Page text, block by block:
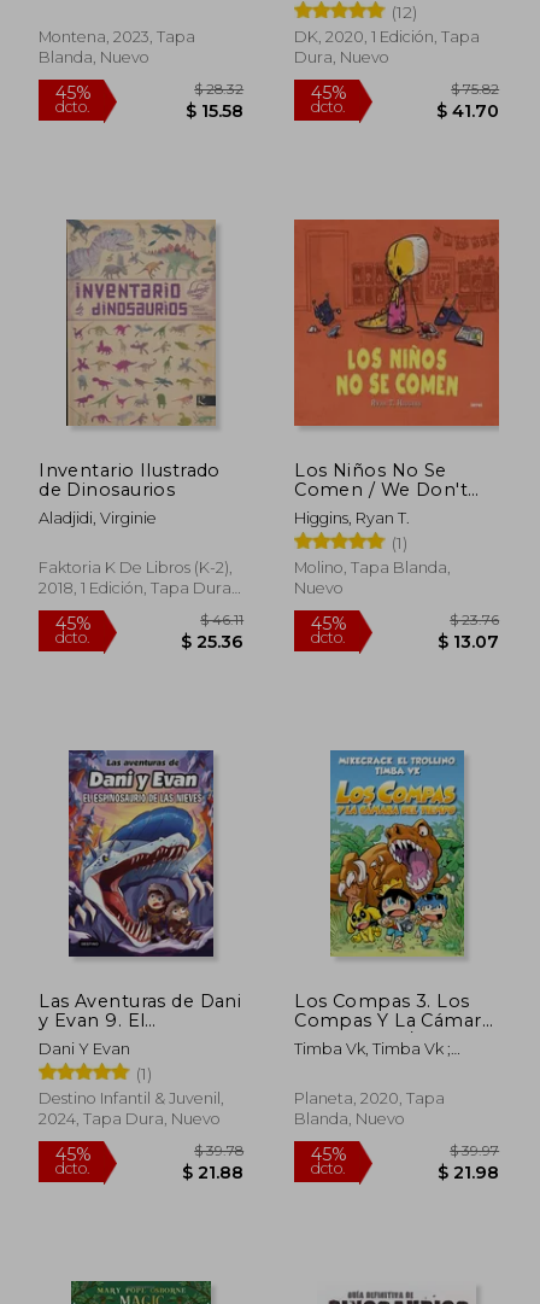
40%
dcto.
$ 36.66
$ 22.00 $
Montena, 2023, Tapa
Blanda, Nuevo
(12)
DK, 2020, 1 Edición, Tapa
Dura, Nuevo
Inventario Ilustrado
de Dinosaurios
Aladjidi, Virginie
Faktoria K De Libros (K-2),
2018, 1 Edición, Tapa Dura,
Nuevo
dcto. $ 25.36
Los Niños No Se
Comen / We Don't
Eat Our Classmates
Higgins, Ryan T.
(1)
Molino, Tapa Blanda,
Nuevo
Las Aventuras de Dani
y Evan 9. El
Espinosaurio de las
Nieves
Dani Y Evan
(1)
Destino Infantil & Juvenil,
2024, Tapa Dura, Nuevo
Los Compas 3. Los
Compas Y La Cámara
del Tiempo / The
Compas 3. the
Time Chamber
Timba Vk, Timba Vk ;
Trollino, El Trollino
Planeta, 2020, Tapa
Blanda, Nuevo